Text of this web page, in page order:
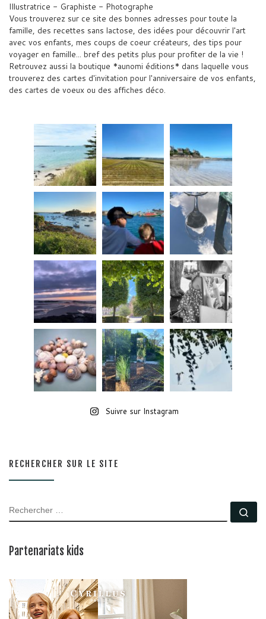
Illustratrice - Graphiste - Photographe
Vous trouverez sur ce site des bonnes adresses pour toute la
famille, des recettes sans lactose, des idées pour découvrir l'art
avec vos enfants, mes coups de coeur créateurs, des tips pour
voyager en famille... bref des petits plus pour profiter de la vie !
Retrouvez aussi la boutique *aunomi éditions* dans laquelle vous
trouverez des cartes d'invitation pour l'anniversaire de vos enfants,
des cartes de voeux ou des affiches déco.
Suivre sur Instagram
RECHERCHER SUR LE SITE
RECHERCHER
Partenariats kids